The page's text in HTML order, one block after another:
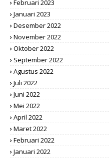
Februari 2023
Januari 2023
Desember 2022
November 2022
Oktober 2022
September 2022
Agustus 2022
Juli 2022
Juni 2022
Mei 2022
April 2022
Maret 2022
Februari 2022
Januari 2022